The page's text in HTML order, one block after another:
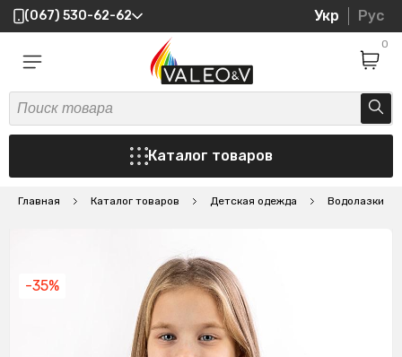
(067) 530-62-62 Укр Рус
0
Каталог товаров
Главная Каталог товаров Детская одежда Водолазки
-35%